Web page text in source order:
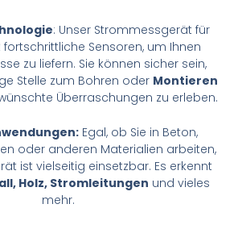
: Unser Strommessgerät für
Sensoren, um Ihnen
zu liefern. Sie können sicher sein,
Stelle zum Bohren oder Montieren
Überraschungen zu erleben.
Egal, ob Sie in Beton,
oder anderen Materialien arbeiten,
ist vielseitig einsetzbar. Es erkennt
Holz, Stromleitungen und vieles
mehr.